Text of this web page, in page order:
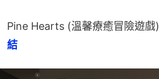
Pine Hearts (溫馨療癒冒險遊戲)
結